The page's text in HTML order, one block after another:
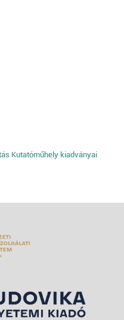
Kutatóműhely kiadványai